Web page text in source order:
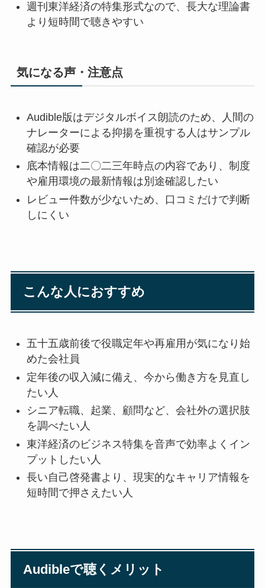
週刊東洋経済の特集形式なので、長大な理論書
より短時間で聴きやすい
気になる声・注意点
Audible版はデジタルボイス朗読のため、人間の
ナレーターによる抑揚を重視する人はサンプル
確認が必要
底本情報は二〇二三年時点の内容であり、制度
や雇用環境の最新情報は別途確認したい
レビュー件数が少ないため、口コミだけで判断
しにくい
こんな人におすすめ
五十五歳前後で役職定年や再雇用が気になり始
めた会社員
定年後の収入減に備え、今から働き方を見直し
たい人
シニア転職、起業、顧問など、会社外の選択肢
を調べたい人
東洋経済のビジネス特集を音声で効率よくイン
プットしたい人
長い自己啓発書より、現実的なキャリア情報を
短時間で押さえたい人
Audibleで聴くメリット